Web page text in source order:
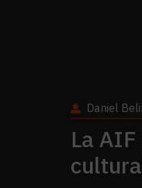
Daniel
La